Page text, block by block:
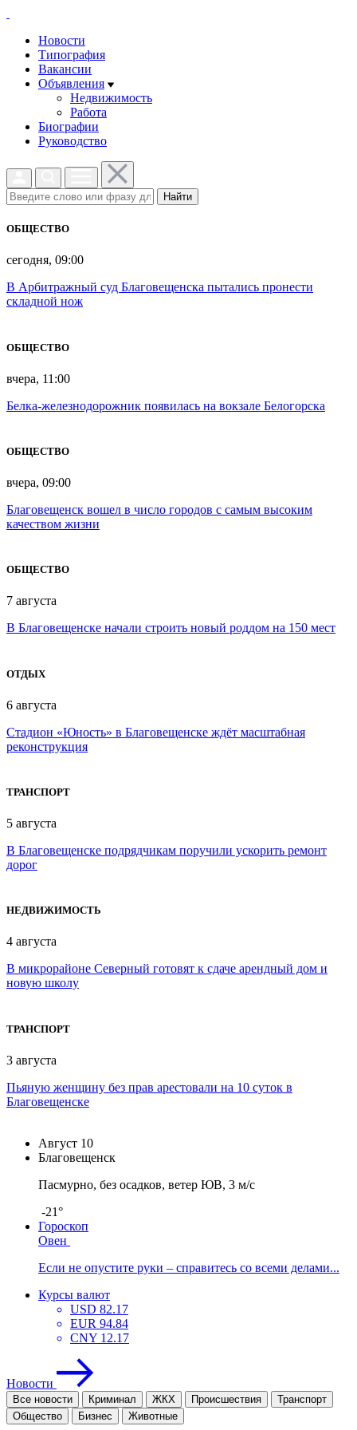
Новости
Типография
Вакансии
Объявления
Недвижимость
Работа
Биографии
Руководство
Найти
ОБЩЕСТВО
сегодня, 09:00
В Арбитражный суд Благовещенска пытались пронести
складной нож
ОБЩЕСТВО
вчера, 11:00
Белка-железнодорожник появилась на вокзале Белогорска
ОБЩЕСТВО
вчера, 09:00
Благовещенск вошел в число городов с самым высоким
качеством жизни
ОБЩЕСТВО
7 августа
В Благовещенске начали строить новый роддом на 150 мест
ОТДЫХ
6 августа
Стадион «Юность» в Благовещенске ждёт масштабная
реконструкция
ТРАНСПОРТ
5 августа
В Благовещенске подрядчикам поручили ускорить ремонт
дорог
НЕДВИЖИМОСТЬ
4 августа
В микрорайоне Северный готовят к сдаче арендный дом и
новую школу
ТРАНСПОРТ
3 августа
Пьяную женщину без прав арестовали на 10 суток в
Благовещенске
Август 10
Благовещенск
Пасмурно, без осадков, ветер ЮВ, 3 м/с
-21°
Гороскоп
Овен
Если не опустите руки – справитесь со всеми делами...
Курсы валют
USD 82.17
EUR 94.84
CNY 12.17
Новости
Все новости Криминал ЖКХ Проиcшествия
Транспорт
Общество
Бизнес Животные